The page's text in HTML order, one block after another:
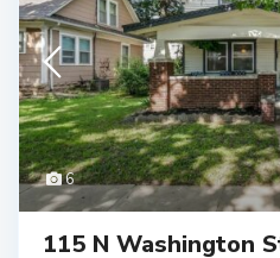
6
115 N Washington